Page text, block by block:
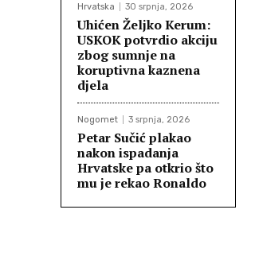
Hrvatska 30 srpnja, 2026
Uhićen Željko Kerum:
USKOK potvrdio akciju
zbog sumnje na
koruptivna kaznena
djela
Nogomet 3 srpnja, 2026
Petar Sučić plakao
nakon ispadanja
Hrvatske pa otkrio što
mu je rekao Ronaldo